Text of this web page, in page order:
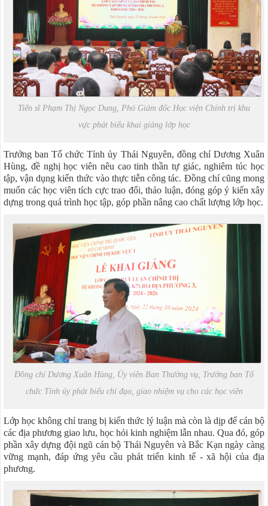
Tiến sĩ Phạm Thị Ngọc Dung, Phó Giám đốc Học viện Chính trị khu
vực phát biểu khai giảng lớp học
Trưởng ban Tổ chức Tỉnh ủy Thái Nguyên, đồng chí Dương Xuân
Hùng, đề nghị học viên nêu cao tinh thần tự giác, nghiêm túc học
tập, vận dụng kiến thức vào thực tiễn công tác. Đồng chí cũng mong
muốn các học viên tích cực trao đổi, thảo luận, đóng góp ý kiến xây
dựng trong quá trình học tập, góp phần nâng cao chất lượng lớp học.
Đồng chí Dương Xuân Hùng, Ủy viên Ban Thường vụ, Trưởng ban Tổ
chức Tỉnh ủy phát biểu chỉ đạo, giao nhiệm vụ cho các học viên
Lớp học không chỉ trang bị kiến thức lý luận mà còn là dịp để cán bộ
các địa phương giao lưu, học hỏi kinh nghiệm lẫn nhau. Qua đó, góp
phần xây dựng đội ngũ cán bộ Thái Nguyên và Bắc Kạn ngày càng
vững mạnh, đáp ứng yêu cầu phát triển kinh tế - xã hội của địa
phương.